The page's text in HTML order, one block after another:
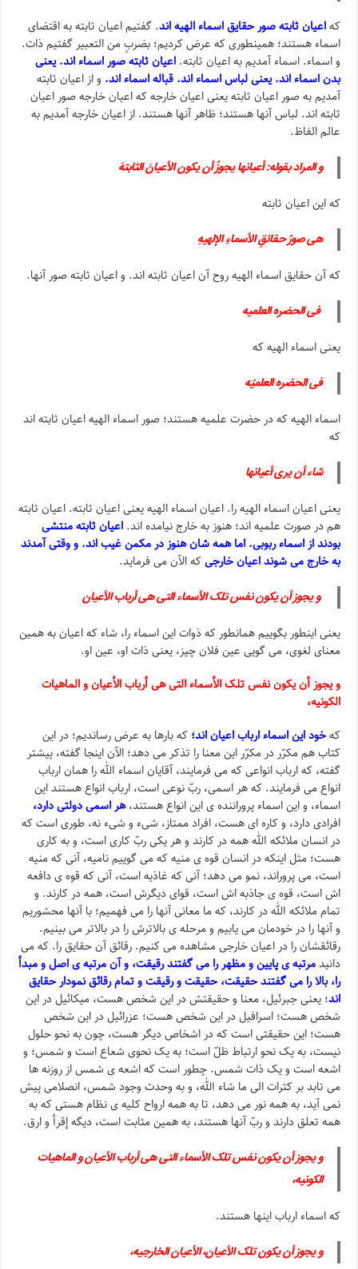
کهاعیان ثابته صور حقایق اسماء الهیه اند. گفتیم اعیان ثابته به اقتضای
اسماء هستند؛ همینطوری که عرض کردیم؛ بضربٍ من التعبیر گفتیم ذات.
و اسماء. اسماء آمدیم به اعیان ثابته.اعیان ثابته صور اسماء اند. یعنی
بدن اسماء اند. یعنی لباس اسماء اند. قباله اسماء اند. و از اعیان ثابته
آمدیم به صور اعیان ثابته یعنی اعیان خارجه که اعیان خارجه صور اعیان
ثابته اند. لباس آنها هستند؛ ظاهر آنها هستند. از اعیان خارجه آمدیم به
عالم الفاظ.
و المراد بقوله: أعیانها یجوزُ أن یکون الأعیانَ الثابتهَ
که این اعیان ثابته
هی صورُ حقائقِ الأسماءِ الإلهیهِ
که آن حقایق اسماء الهیه روح آن اعیان ثابته اند. و اعیان ثابته صور آنها.
فی الحضره العلمیه
یعنی اسماء الهیه که
فی الحضره العلمیّه
اسماء الهیه که در حضرت علمیه هستند؛ صور اسماء الهیه اعیان ثابته اند
که
شاء أن یری أعیانها
یعنی اعیان اسماء الهیه را. اعیان اسماء الهیه یعنی اعیان ثابته. اعیان ثابته
هم در صورت علمیه اند؛ هنوز به خارج نیامده اند.اعیان ثابته منتشی
بودند از اسماء ربوبی. اما همه شان هنوز در مکمن غیب اند. و وقتی آمدند
به خارج می شوند اعیان خارجیکه الآن می فرماید.
و یجوز أن یکون نفس تلک الأسماء التی هی أرباب الأعیان
یعنی اینطور بگوییم همانطور که ذوات این اسماء را، شاء که اعیان به همین
معنای لغوی، می گویی عین فلان چیز، یعنی ذات او، عین او.
و یجوز أن یکون نفس تلک الأسماء التی هی أرباب الأعیان و الماهیات
الکونیه،
کهخود این اسماء ارباب اعیان اند؛ که بارها به عرض رساندیم؛ در این
کتاب هم مکرّر در مکرّر این معنا را تذکر می دهد؛ الآن اینجا گفته، پیشتر
گفته، که ارباب انواعی که می فرمایند، آقایان اسماء الله را همان ارباب
انواع می فرمایند. که هر اسمی، ربّ نوعی است، ارباب انواع هستند این
اسماء، و این اسماء پروراننده ی این انواع هستند،هر اسمی دولتی دارد،
افرادی دارد، و کاره ای هست، افراد ممتاز، شیء و شیء نه، طوری است که
در انسان ملائکه الله همه در کارند و هر یکی ربّ کاری است، و به کاری
هست؛ مثل اینکه در انسان قوه ی منیه که می گوییم نامیه، آنی که منیه
است، می پروراند، نمو می دهد؛ آنی که غاذیه است، آنی که قوه ی دافعه
اش است، قوه ی جاذبه اش است، قوای دیگرش است، همه در کارند. و
تمام ملائکه الله در کارند، که ما معانی آنها را می فهمیم؛ با آنها محشوریم
و آنها را در خودمان می یابیم و مرحله ی بالاترش را در بالاتر می بینیم.
رقائقشان را در اعیان خارجی مشاهده می کنیم. رقائق آن حقایق را. که می
دانیدمرتبه ی پایین و مظهر را می گفتند رقیقت، و آن مرتبه ی اصل و مبدأ
را، بالا را می گفتند حقیقت، حقیقت و رقیقت و تمام رقائق نمودار حقایق
اند؛ یعنی جبرئیل، معنا و حقیقتش در این شخص هست، میکائیل در این
شخص هست؛ اسرافیل در این شخص هست؛ عزرائیل در این شخص
هست؛ این حقیقتی است که در اشخاص دیگر هست، چون به نحو حلول
نیست، به یک نحو ارتباط ظلّ است؛ به یک نحوی شعاع است و شمس؛ و
اشعه است و یک ذات شمس. چطور است که اشعه ی شمس از روزنه ها
می تابد بر کثرات الی ما شاء الله، و به وحدت وجود شمس، انصلامی پیش
نمی آید، به همه نور می دهد، تا به همه ارواح کلیه ی نظام هستی که به
همه تعلق دارند و ربّ آنها هستند، به همین مثابت است، دیگه إقرأ و ارق.
و یجوز أن یکون نفس تلک الأسماء التی هی أرباب الأعیان و الماهیات
الکونیه،
که اسماء ارباب اینها هستند.
و یجوز أن یکون تلک الأعیان، الأعیان الخارجیه،